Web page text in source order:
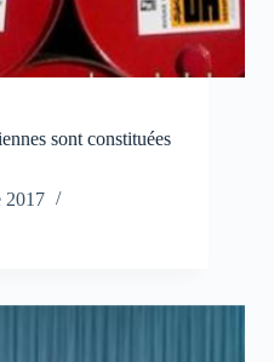
sont constituées
2017